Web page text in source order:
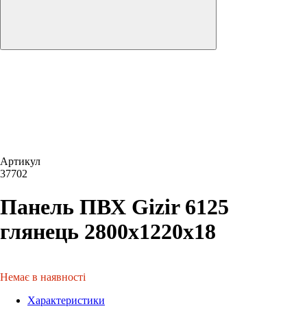
Артикул
37702
Панель ПВХ Gizir 6125
глянець 2800х1220х18
Немає в наявності
Характеристики